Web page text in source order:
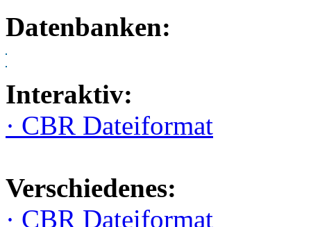
Datenbanken:
Interaktiv:
· CBR Dateiformat
Verschiedenes:
· CBR Dateiformat